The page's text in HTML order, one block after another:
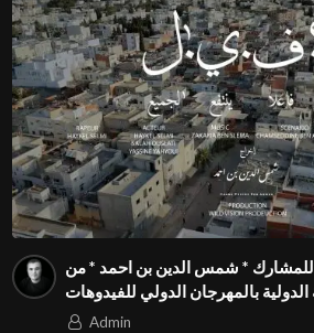
فيديو بعنوان «كفيل » للمشارك * شمس الدين بن احمد * من
تونس في المسابقة الدولية بالمهرجان الدولي للفيدوهات
التوعوية Season 4 FIVSAdmin